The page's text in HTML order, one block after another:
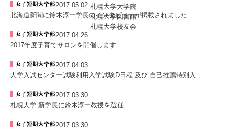
札幌大学大学院
札幌大学図書館
札幌大学校友会
2017.05.02
北海道新聞に鈴木淳一学長のインタビューが掲載されました
2017.04.26
2017年度子育てサロンを開催します
2017.04.03
大学入試センター試験利用入学試験D日程 及び 自己推薦特別入...
2017.03.30
札幌大学 新学長に鈴木淳一教授を選任
2017.03.30